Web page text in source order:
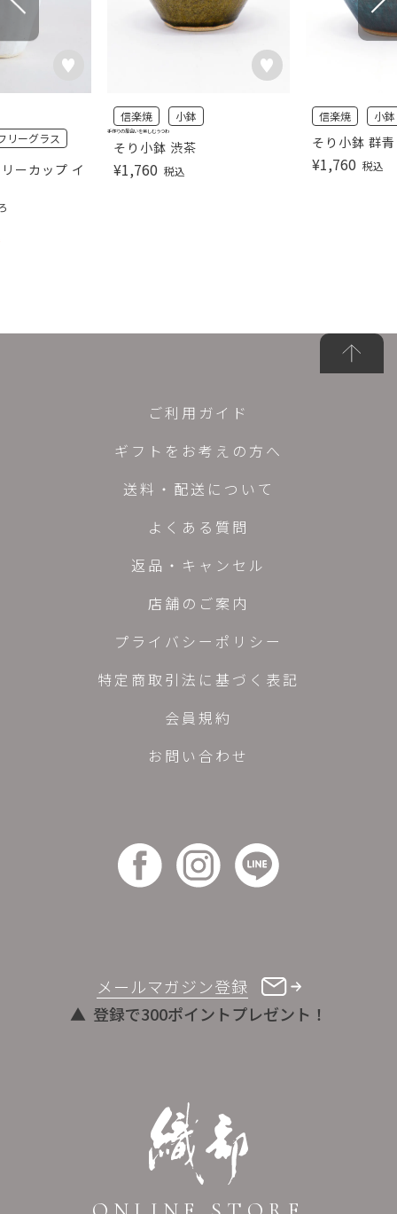
ーカップ イ
リーグラス
そり小鉢 渋茶
信楽焼 小鉢
¥1,760 税込
手作りの風合いを楽しむうつわ
そり小鉢 群青
信楽焼 小鉢
¥1,760 税込
メールマガジン登録
登録で300ポイントプレゼント！
ご利用ガイド
ギフトをお考えの方へ
送料・配送について
よくある質問
返品・キャンセル
店舗のご案内
プライバシーポリシー
特定商取引法に基づく表記
会員規約
お問い合わせ